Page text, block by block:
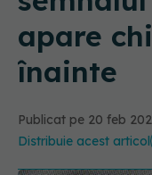
apare
înainte
Publicat pe 20 feb
Distribuie acest articol